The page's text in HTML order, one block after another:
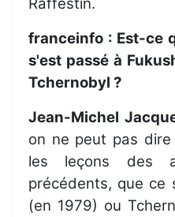
franceinfo : Est-ce
s'est passé à
Tchernobyl ?
Jean-Michel
on ne peut pas
les leçons des
précédents, que ce
(en 1979) ou